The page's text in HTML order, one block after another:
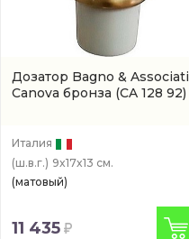
Дозатор Bagno & Associati
Canova бронза (CA 128 92)
Италия
(ш.в.г.) 9x17x13 см.
(матовый)
11 435